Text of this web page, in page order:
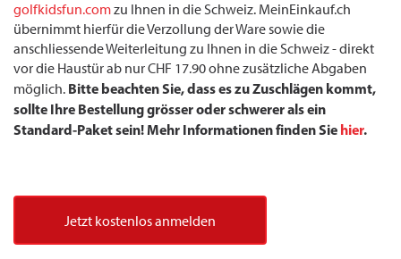
golfkidsfun.comzu Ihnen in die Schweiz. MeinEinkauf.ch
übernimmt hierfür die Verzollung der Ware sowie die
anschliessende Weiterleitung zu Ihnen in die Schweiz - direkt
vor die Haustür ab nur CHF 17.90 ohne zusätzliche Abgaben
möglich. Bitte beachten Sie, dass es zu Zuschlägen kommt,
sollte Ihre Bestellung grösser oder schwerer als ein
Standard-Paket sein! Mehr Informationen finden Sie hier.
Jetzt kostenlos anmelden